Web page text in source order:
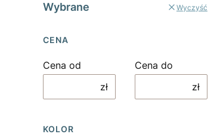
Wybrane Wyczyść
CENA
Cena od
zł
Cena do
zł
KOLOR